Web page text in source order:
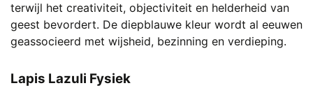
terwijl het creativiteit, objectiviteit en helderheid van
geest bevordert. De diepblauwe kleur wordt al eeuwen
geassocieerd met wijsheid, bezinning en verdieping.
Lapis Lazuli Fysiek